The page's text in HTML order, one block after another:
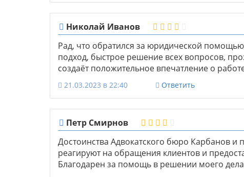
Николай Иванов
Рад, что обратился за юридической
подход, быстрое решение всех вопросов,
создаёт положительное впечатление о
21.03.2023 в 22:40 Ответить
Петр Смирнов
Достоинства Адвокатского бюро Карбанов и
реагируют на обращения клиентов и
Благодарен за помощь в решении моего